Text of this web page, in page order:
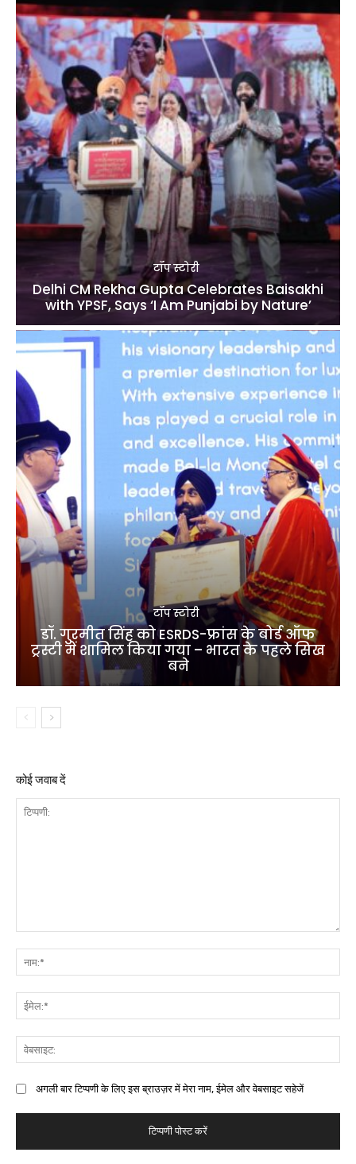
टॉप स्टोरी
Delhi CM Rekha Gupta Celebrates Baisakhi
with YPSF, Says ‘I Am Punjabi by Nature’
टॉप स्टोरी
डॉ. गुरमीत सिंह को ESRDS-फ्रांस के बोर्ड ऑफ
ट्रस्टी में शामिल किया गया – भारत के पहले सिख
बने
कोई जवाब दें
अगली बार टिप्पणी के लिए इस ब्राउज़र में मेरा नाम, ईमेल और वेबसाइट सहेजें